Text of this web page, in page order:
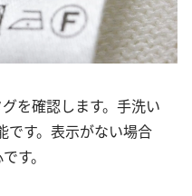
を確認します。手洗い
です。表示がない場合
す。